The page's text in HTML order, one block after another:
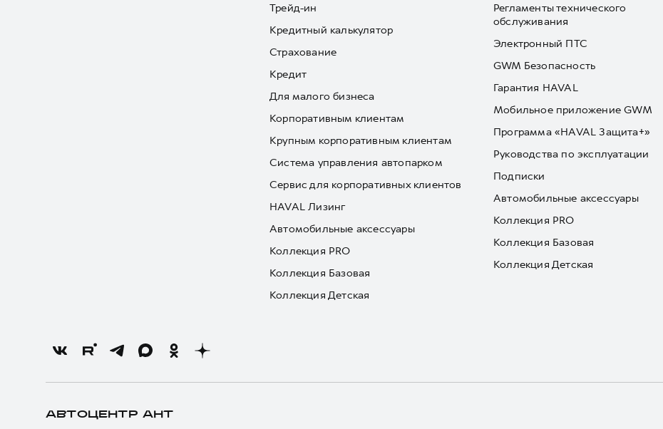
Трейд-ин
Кредитный калькулятор
Страхование
Кредит
Для малого бизнеса
Корпоративным клиентам
Крупным корпоративным клиентам
Система управления автопарком
Сервис для корпоративных клиентов
HAVAL Лизинг
Автомобильные аксессуары
Коллекция PRO
Коллекция Базовая
Коллекция Детская
Регламенты технического
обслуживания
Электронный ПТС
GWM Безопасность
Гарантия HAVAL
Мобильное приложение GWM
Программа «HAVAL Защита+»
Руководства по эксплуатации
Подписки
Автомобильные аксессуары
Коллекция PRO
Коллекция Базовая
Коллекция Детская
АВТОЦЕНТР АНТ